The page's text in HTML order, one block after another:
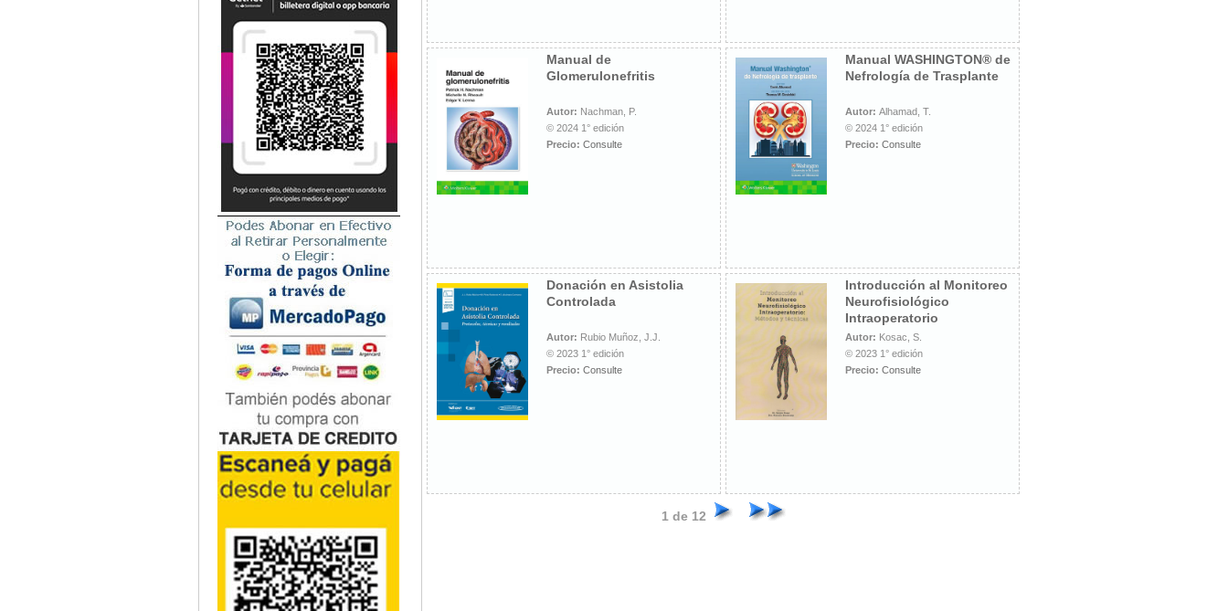
Homeopatía
Infectología
Inmunología
Instrumentación Quirurgica
Medicina del Deporte / Rehabilitación
Medicina Emergencias / Urgencias
Medicina Forense / Legal
Medicina General
Medicina Interna
Microbiología
Nefrología
Neonatología / Pediatría
Neumología
Neuroanatomía / Neurociencia
Neurocirugía
Neurología
Nutrición
Odontología
Oftalmología
Oncología / Cuidados Paliativos
Ortopedía / Traumatología
Osteopatía
Otorrinolaringología
Podología
Psicología
Psiquiatría
Química
Manual de
Glomerulonefritis
Autor: Nachman, P.
© 2024 1° edición
Precio: Consulte
Manual WASHINGTON® de
Nefrología de Trasplante
Autor: Alhamad, T.
© 2024 1° edición
Precio: Consulte
Donación en Asistolia
Controlada
Autor: Rubio Muñoz, J.J.
© 2023 1° edición
Precio: Consulte
Introducción al Monitoreo
Neurofisiológico
Intraoperatorio
Autor: Kosac, S.
© 2023 1° edición
Precio: Consulte
1 de 12